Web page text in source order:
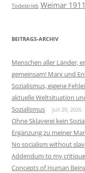
Todestrieb Weimar 1911
BEITRAGS-ARCHIV
Menschen aller Länder,
gemeinsam! Marx und
Sozialismus, eigene
aktuelle Weltsituation
Sozialismus
Juli 29, 2026
Ohne Sklaverei kein
Ergänzung zu meiner
No socialism without
Addendum to my
Concepts of Human